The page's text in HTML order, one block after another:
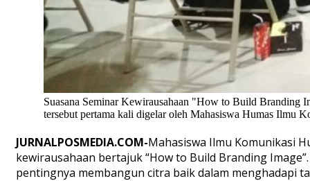
Suasana Seminar Kewirausahaan "How to Build Branding
tersebut pertama kali digelar oleh Mahasiswa Humas Ilmu
JURNALPOSMEDIA.COM-Mahasiswa Ilmu Komunikasi
kewirausahaan bertajuk “How to Build Branding
pentingnya membangun citra baik dalam menghadapi